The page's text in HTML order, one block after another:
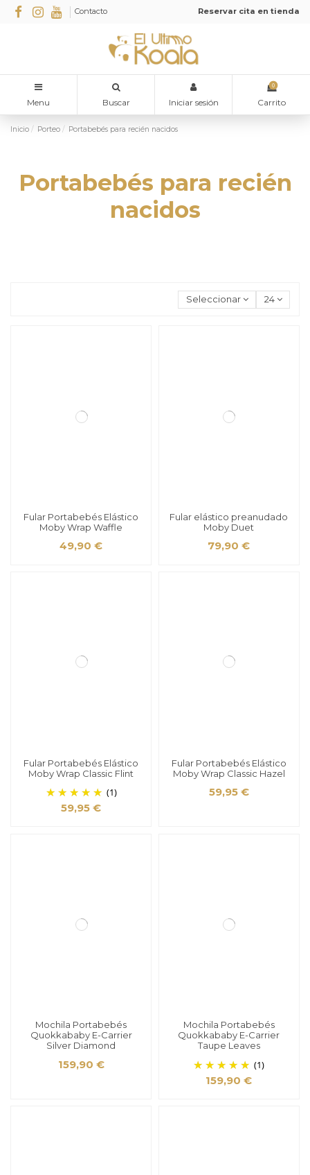
Contacto Reservar cita en tienda
Menu Buscar Iniciar sesión
0
Carrito
Inicio Porteo Portabebés para recién nacidos
Portabebés para recién
nacidos
Seleccionar 24
Fular Portabebés Elástico
Moby Wrap Waffle
49,90 €
Fular elástico preanudado
Moby Duet
79,90 €
Fular Portabebés Elástico
Moby Wrap Classic Flint
(1)
59,95 €
Fular Portabebés Elástico
Moby Wrap Classic Hazel
59,95 €
Mochila Portabebés
Quokkababy E-Carrier
Silver Diamond
159,90 €
Mochila Portabebés
Quokkababy E-Carrier
Taupe Leaves
(1)
159,90 €